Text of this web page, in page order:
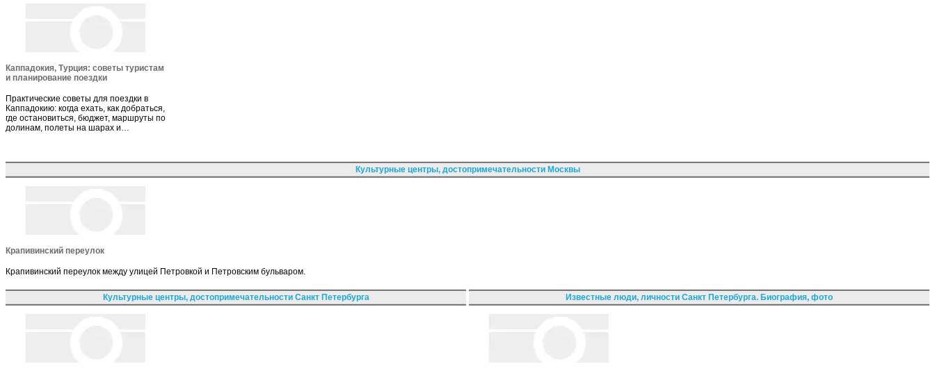
Каппадокия, Турция: советы туристам
и планирование поездки
Практические советы для поездки в
Каппадокию: когда ехать, как добраться,
где остановиться, бюджет, маршруты по
долинам, полеты на шарах и…
Культурные центры, достопримечательности Москвы
Крапивинский переулок
Крапивинский переулок между улицей Петровкой и Петровским бульваром.
Культурные центры, достопримечательности Санкт Петербурга Известные люди, личности Санкт Петербурга. Биография, фото